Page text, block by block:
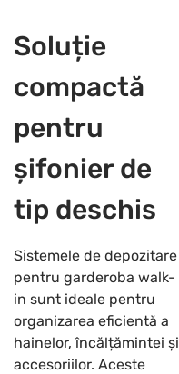
Soluție
compactă
pentru
șifonier de
tip deschis
Sistemele de depozitare
pentru garderoba walk-
in sunt ideale pentru
organizarea eficientă a
hainelor, încălțămintei și
accesoriilor. Aceste